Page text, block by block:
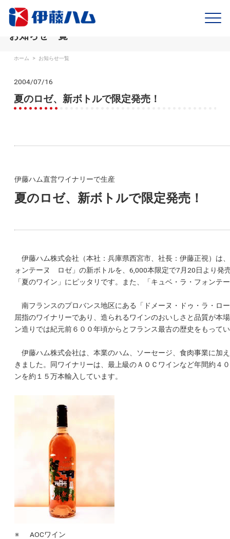
お知らせ一覧
ホーム > お知らせ一覧
2004/07/16
夏のロゼ、新ボトルで限定発売！
伊藤ハム直営ワイナリーで生産
夏のロゼ、新ボトルで限定発売！
伊藤ハム株式会社（本社：兵庫県西宮市、社長：伊藤正視）は
ォンテーヌ ロゼ」の新ボトルを、6,000本限定で7月20日より発
「夏のワイン」にピッタリです。また、「キュベ・ラ・フォン
南フランスのプロバンス地区にある「ドメーヌ・ドゥ・ラ・ロ
屈指のワイナリーであり、造られるワインのおいしさと品質が本
ン造りでは紀元前６００年頃からとフランス最古の歴史をもって
伊藤ハム株式会社は、本業のハム、ソーセージ、食肉事業に加
きました。同ワイナリーは、最上級のＡＯＣワインなど年間約４
ンを約１５万本輸入しています。
※
AOCワイン